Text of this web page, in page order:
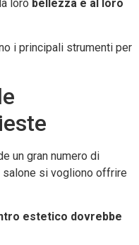
loro bellezza e al loro
i principali strumenti per
un gran numero di
si vogliono offrire
estetico dovrebbe